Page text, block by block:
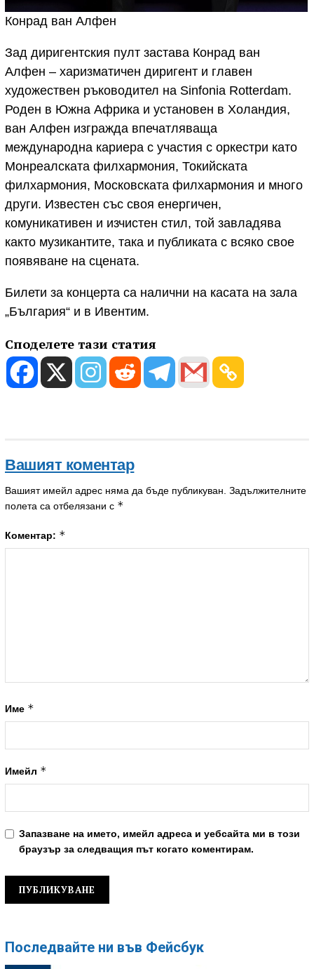
Конрад ван Алфен
Зад диригентския пулт застава Конрад ван
Алфен – харизматичен диригент и главен
художествен ръководител на Sinfonia Rotterdam.
Роден в Южна Африка и установен в Холандия,
ван Алфен изгражда впечатляваща
международна кариера с участия с оркестри като
Монреалската филхармония, Токийската
филхармония, Московската филхармония и много
други. Известен със своя енергичен,
комуникативен и изчистен стил, той завладява
както музикантите, така и публиката с всяко свое
появяване на сцената.
Билети за концерта са налични на касата на зала
„България“ и в Ивентим.
Споделете тази статия
Вашият коментар
Вашият имейл адрес няма да бъде публикуван. Задължителните
полета са отбелязани с *
Коментар: *
Име *
Имейл *
Запазване на името, имейл адреса и уебсайта ми в този
браузър за следващия път когато коментирам.
Последвайте ни във Фейсбук